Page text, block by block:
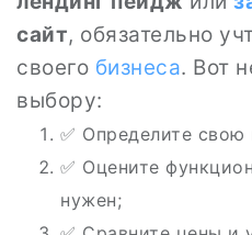
сайт, обязательно
своего бизнеса. Вот
выбору:
✅ Определите
✅ Оцените
нужен;